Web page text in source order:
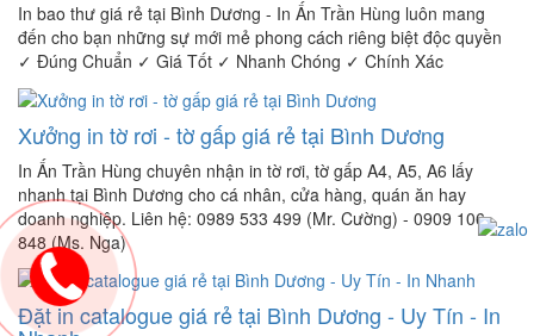
In bao thư giá rẻ tại Bình Dương - In Ấn Trần Hùng luôn mang
đến cho bạn những sự mới mẻ phong cách riêng biệt độc quyền
✓ Đúng Chuẩn ✓ Giá Tốt ✓ Nhanh Chóng ✓ Chính Xác
Xưởng in tờ rơi - tờ gấp giá rẻ tại Bình Dương
In Ấn Trần Hùng chuyên nhận in tờ rơi, tờ gấp A4, A5, A6 lấy
nhanh tại Bình Dương cho cá nhân, cửa hàng, quán ăn hay
doanh nghiệp. Liên hệ: 0989 533 499 (Mr. Cường) - 0909 106
848 (Ms. Nga)
Đặt in catalogue giá rẻ tại Bình Dương - Uy Tín - In